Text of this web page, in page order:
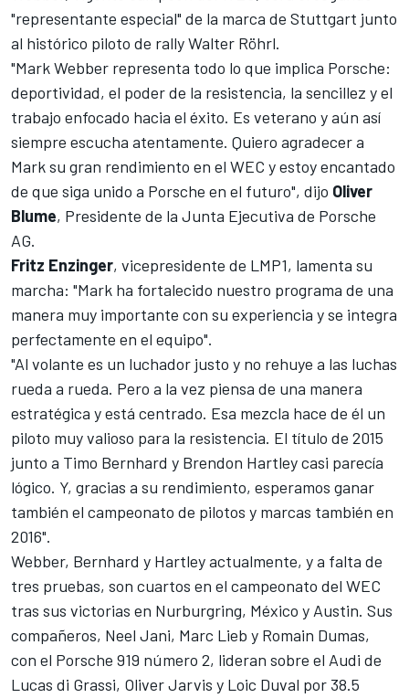
"representante especial" de la marca de Stuttgart junto
al histórico piloto de rally Walter Röhrl.
"Mark Webber representa todo lo que implica Porsche:
deportividad, el poder de la resistencia, la sencillez y el
trabajo enfocado hacia el éxito. Es veterano y aún así
siempre escucha atentamente. Quiero agradecer a
Mark su gran rendimiento en el WEC y estoy encantado
de que siga unido a Porsche en el futuro", dijo Oliver
Blume, Presidente de la Junta Ejecutiva de Porsche
AG.
Fritz Enzinger, vicepresidente de LMP1, lamenta su
marcha: "Mark ha fortalecido nuestro programa de una
manera muy importante con su experiencia y se integra
perfectamente en el equipo".
"Al volante es un luchador justo y no rehuye a las luchas
rueda a rueda. Pero a la vez piensa de una manera
estratégica y está centrado. Esa mezcla hace de él un
piloto muy valioso para la resistencia. El título de 2015
junto a Timo Bernhard y Brendon Hartley casi parecía
lógico. Y, gracias a su rendimiento, esperamos ganar
también el campeonato de pilotos y marcas también en
2016".
Webber, Bernhard y Hartley actualmente, y a falta de
tres pruebas, son cuartos en el campeonato del WEC
tras sus victorias en Nurburgring, México y Austin. Sus
compañeros, Neel Jani, Marc Lieb y Romain Dumas,
con el Porsche 919 número 2, lideran sobre el Audi de
Lucas di Grassi, Oliver Jarvis y Loic Duval por 38.5